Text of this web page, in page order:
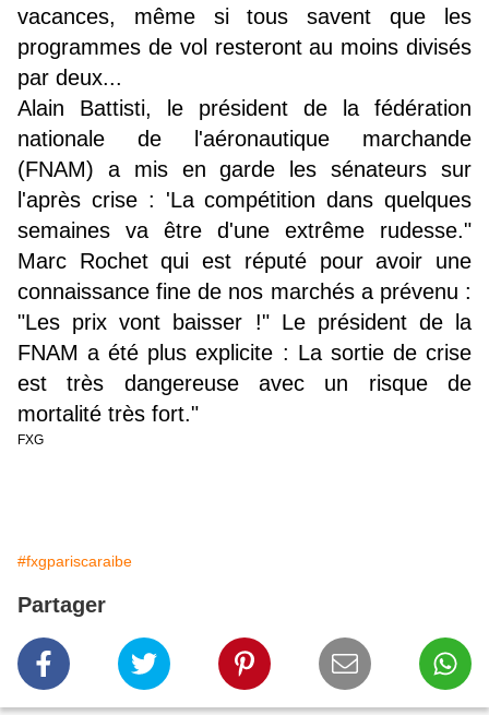
vacances, même si tous savent que les
programmes de vol resteront au moins divisés
par deux...
Alain Battisti, le président de la fédération
nationale de l'aéronautique marchande
(FNAM) a mis en garde les sénateurs sur
l'après crise : 'La compétition dans quelques
semaines va être d'une extrême rudesse."
Marc Rochet qui est réputé pour avoir une
connaissance fine de nos marchés a prévenu :
"Les prix vont baisser !" Le président de la
FNAM a été plus explicite : La sortie de crise
est très dangereuse avec un risque de
mortalité très fort."
FXG
#fxgpariscaraibe
Partager